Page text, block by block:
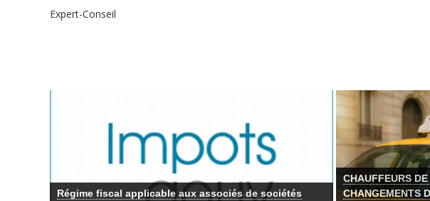
Expert-Conseil
Réductions et crédits d’impôt - Éligibilité des
dépenses d’intermédiation au crédit d’impôt famille
prévu à l’article 244 quater F du CGI